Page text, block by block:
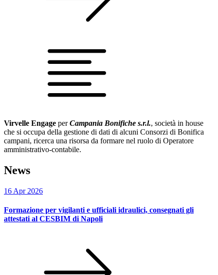
Virvelle Engage perCampania Bonifiche s.r.l., società in house
che si occupa della gestione di dati di alcuni Consorzi di Bonifica
campani, ricerca una risorsa da formare nel ruolo di Operatore
amministrativo-contabile.
News
16 Apr 2026
Formazione per vigilanti e ufficiali idraulici, consegnati gli
attestati al CESBIM di Napoli